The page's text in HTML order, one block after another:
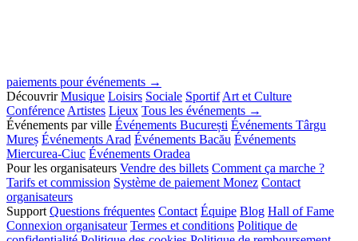
paiements pour événements →
Découvrir Musique Loisirs Sociale Sportif Art et Culture
Conférence Artistes Lieux Tous les événements →
Événements par ville Événements București Événements Târgu
Mureș Événements Arad Événements Bacău Événements
Miercurea-Ciuc Événements Oradea
Pour les organisateurs Vendre des billets Comment ça marche ?
Tarifs et commission Système de paiement Monez Contact
organisateurs
Support Questions fréquentes Contact Équipe Blog Hall of Fame
Connexion organisateur Termes et conditions Politique de